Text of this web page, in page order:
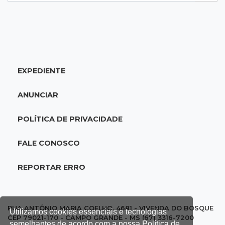
Utilizamos cookies essenciais e tecnologias
20:15Pedro Juan Caballero
ligada a laboratório ilegal
Suspeitos de ocupar avião interceptado pela
cotado a R$ 5,08
EXPEDIENTE
ANUNCIAR
POLÍTICA DE PRIVACIDADE
FALE CONOSCO
REPORTAR ERRO
RUA ANTÔNIO MARIA COELHO, 4681 - VIVENDA DO BOSQUE
CEP 79021-170 - CAMPO GRANDE - MS (67) 3316-7200